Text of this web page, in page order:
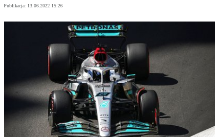
Publikacja: 13.06.2022 15:26